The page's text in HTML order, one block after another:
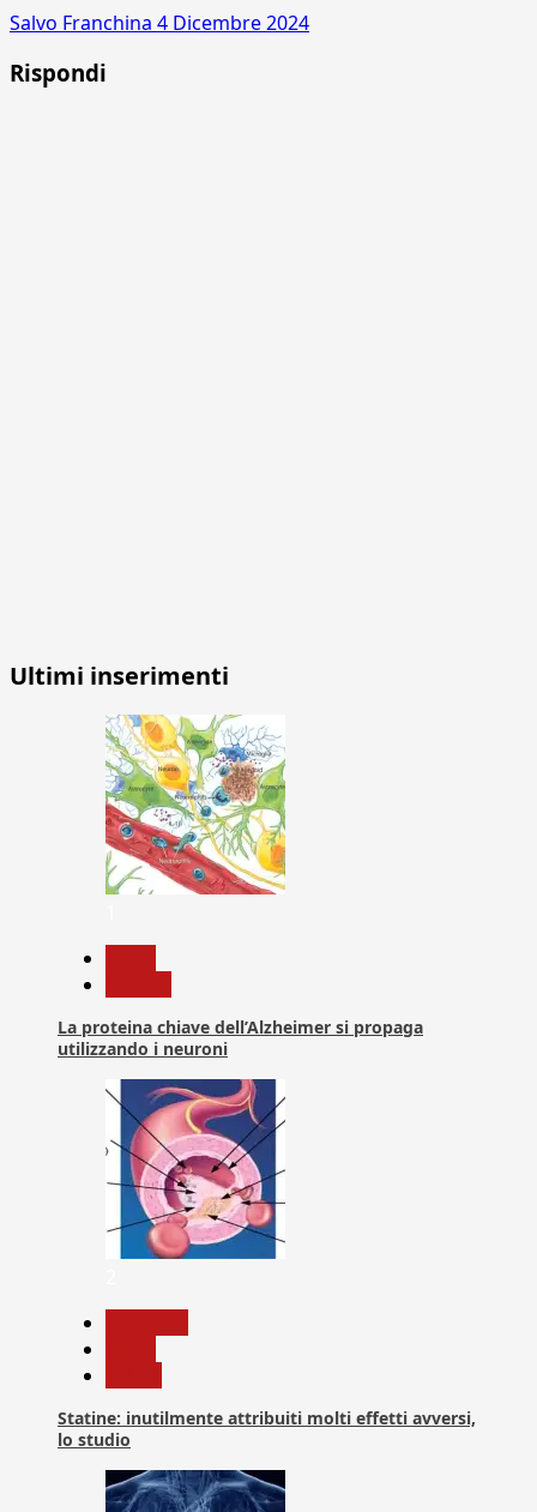
Salvo Franchina 4 Dicembre 2024
Rispondi
Ultimi inserimenti
La proteina chiave dell’Alzheimer si propaga
utilizzando i neuroni
Statine: inutilmente attribuiti molti effetti avversi,
lo studio